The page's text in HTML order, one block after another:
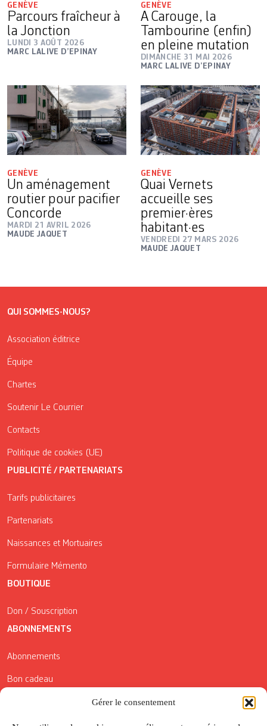
Gérer le consentement
GENÈVE
Parcours fraîcheur à
la Jonction
LUNDI 3 AOÛT 2026
MARC LALIVE D’EPINAY
GENÈVE
A Carouge, la
Tambourine (enfin)
en pleine mutation
DIMANCHE 31 MAI 2026
MARC LALIVE D’EPINAY
GENÈVE
Un aménagement
routier pour pacifier
Concorde
MARDI 21 AVRIL 2026
MAUDE JAQUET
GENÈVE
Quai Vernets
accueille ses
premier·ères
habitant·es
VENDREDI 27 MARS 2026
MAUDE JAQUET
QUI SOMMES-NOUS?
Association éditrice
Équipe
Chartes
Soutenir Le Courrier
Contacts
Politique de cookies (UE)
PUBLICITÉ / PARTENARIATS
Tarifs publicitaires
Partenariats
Naissances et Mortuaires
Formulaire Mémento
BOUTIQUE
Don / Souscription
ABONNEMENTS
Abonnements
Bon cadeau
Conditions générales de vente